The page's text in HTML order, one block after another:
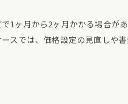
1ヶ月から2ヶ月かかる場合が
スでは、価格設定の見直しや